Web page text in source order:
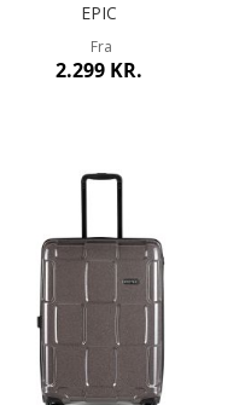
EPIC
Fra
2.299 KR.